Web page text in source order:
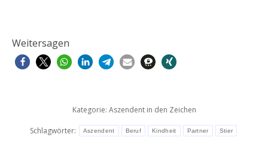
Weitersagen
Kategorie: Aszendent in den Zeichen
Schlagwörter: Aszendent Beruf Kindheit Partner Stier